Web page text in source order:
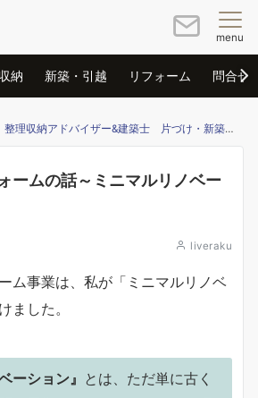
menu
納 新築・引越 リフォーム 問合せ
イザー&建築士 片づけ・新築・リフォームのご相談はリブラクまで
ームの話～ミニマルリノベー
liveraku
ム事業は、私が「ミニマルリノベ
ました。
ーション』 とは、ただ単に古く